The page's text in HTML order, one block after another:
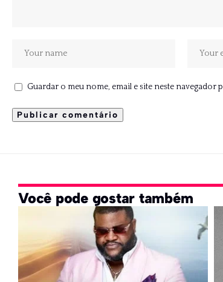
Guardar o meu nome, email e site neste navegador
Você pode gostar também